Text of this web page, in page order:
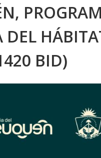
DEL
BID)